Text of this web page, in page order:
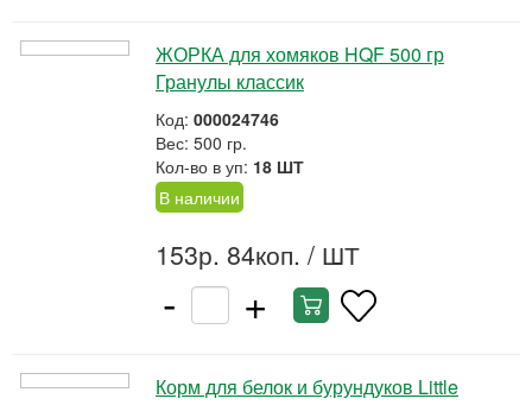
ЖОРКА для хомяков HQF 500 гр
Гранулы классик
Код: 000024746
Вес: 500 гр.
Кол-во в уп: 18 ШТ
В наличии
153р. 84коп. / ШТ
- +
Корм для белок и бурундуков Little